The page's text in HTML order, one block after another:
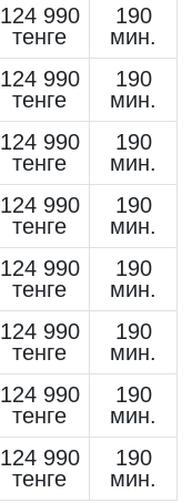
124 990
тенге
190
мин.
124 990
тенге
190
мин.
124 990
тенге
190
мин.
124 990
тенге
190
мин.
124 990
тенге
190
мин.
124 990
тенге
190
мин.
124 990
тенге
190
мин.
124 990
тенге
190
мин.